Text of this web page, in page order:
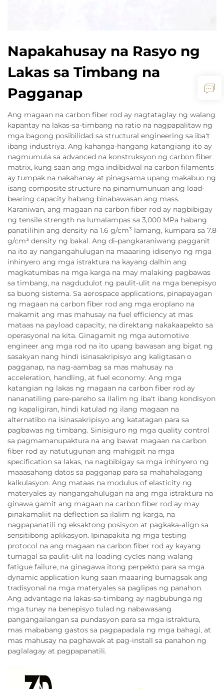
Napakahusay na Rasyo ng
Lakas sa Timbang na
Pagganap
Ang magaan na carbon fiber rod ay nagtataglay ng walang
kapantay na lakas-sa-timbang na ratio na nagpapalitaw ng
mga bagong posibilidad sa structural engineering sa iba't
ibang industriya. Ang kahanga-hangang katangiang ito ay
nagmumula sa advanced na konstruksyon ng carbon fiber
matrix, kung saan ang mga indibidwal na carbon filaments
ay tumpak na nakahanay at pinagsama upang makabuo ng
isang composite structure na pinamumunuan ang load-
bearing capacity habang binabawasan ang mass.
Karaniwan, ang magaan na carbon fiber rod ay nagbibigay
ng tensile strength na lumalampas sa 3,000 MPa habang
panatilihin ang density na 1.6 g/cm³ lamang, kumpara sa 7.8
g/cm³ density ng bakal. Ang di-pangkaraniwang pagganit
na ito ay nangangahulugan na maaaring idisenyo ng mga
inhinyero ang mga istraktura na kayang dalhin ang
magkatumbas na mga karga na may malaking pagbawas
sa timbang, na nagdudulot ng paulit-ulit na mga benepisyo
sa buong sistema. Sa aerospace applications, pinapayagan
ng magaan na carbon fiber rod ang mga eroplano na
makamit ang mas mahusay na fuel efficiency at mas
mataas na payload capacity, na direktang nakakaapekto sa
operasyonal na kita. Ginagamit ng mga automotive
engineer ang mga rod na ito upang bawasan ang bigat ng
sasakyan nang hindi isinasakripisyo ang kaligtasan o
pagganap, na nag-aambag sa mas mahusay na
acceleration, handling, at fuel economy. Ang mga
katangian ng lakas ng magaan na carbon fiber rod ay
nananatiling pare-pareho sa ilalim ng iba't ibang kondisyon
ng kapaligiran, hindi katulad ng ilang magaan na
alternatibo na isinasakripisyo ang katatagan para sa
pagbawas ng timbang. Sinisiguro ng mga quality control
sa pagmamanupaktura na ang bawat magaan na carbon
fiber rod ay natutugunan ang mahigpit na mga
specification sa lakas, na nagbibigay sa mga inhinyero ng
maaasahang datos sa pagganap para sa mahahalagang
kalkulasyon. Ang mataas na modulus of elasticity ng
materyales ay nangangahulugan na ang mga istraktura na
ginawa gamit ang magaan na carbon fiber rod ay may
pinakamaliit na deflection sa ilalim ng karga, na
nagpapanatili ng eksaktong posisyon at pagkaka-align sa
sensitibong aplikasyon. Ipinapakita ng mga testing
protocol na ang magaan na carbon fiber rod ay kayang
tumagal sa paulit-ulit na loading cycles nang walang
fatigue failure, na ginagawa itong perpekto para sa mga
dynamic application kung saan maaaring bumagsak ang
tradisyonal na mga materyales sa paglipas ng panahon.
Ang advantage na lakas-sa-timbang ay nagbubunga ng
mga tunay na benepisyo tulad ng nabawasang
pangangailangan sa pundasyon para sa mga istraktura,
mas mababang gastos sa pagpapadala ng mga bahagi, at
mas mahusay na paghawak at pag-install sa panahon ng
paglalagay at pagpapanatili.